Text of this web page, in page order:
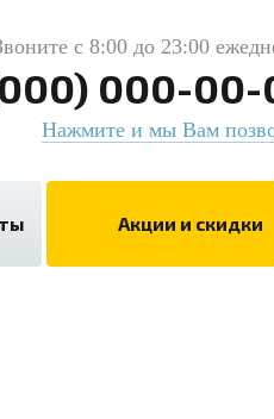
с 8:00 до 23:00
000-00-
Нажмите и мы Вам
Акции и скидки